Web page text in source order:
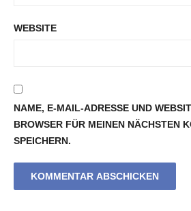
WEBSITE
NAME, E-MAIL-ADRESSE UND
BROWSER FÜR MEINEN NÄCHSTEN
SPEICHERN.